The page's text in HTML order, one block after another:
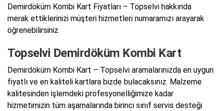
Demirdöküm Kombi Kart Fiyatları – Topselvi hakkında
merak ettiklerinizi müşteri hizmetleri numaramızı arayarak
öğrenebilirsiniz.
Topselvi Demirdöküm Kombi Kart
Demirdöküm Kombi Kart – Topselvi aramalarınızda en uygun
fiyatlı ve en kaliteli kartlara bizde bulacaksınız. Malzeme
kalitesinden işlemdeki profesyonelliğimize kadar
hizmetimizin tüm aşamalarında birinci sınıf servis desteği